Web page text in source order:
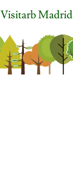
Visitarb Madrid